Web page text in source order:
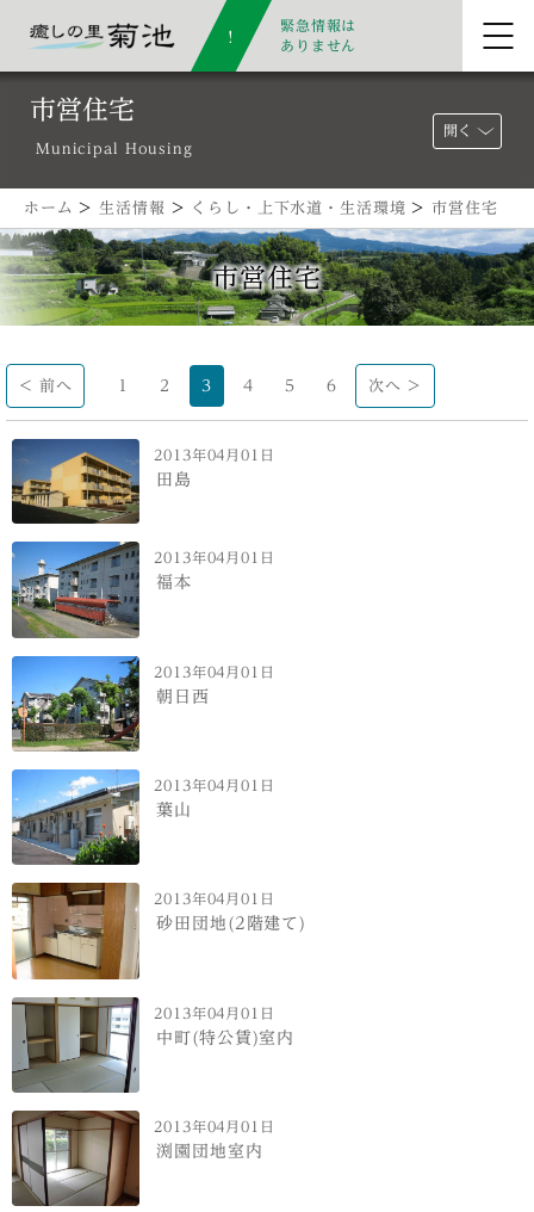
緊急情報は
ありません
市営住宅
Municipal Housing
開く
ホーム >生活情報 > くらし・上下水道・生活環境 >市営住宅
市営住宅
< 前へ 1 2 3 4 5 6 次へ >
2013年04月01日
田島
2013年04月01日
福本
2013年04月01日
朝日西
2013年04月01日
葉山
2013年04月01日
砂田団地(2階建て)
2013年04月01日
中町(特公賃)室内
2013年04月01日
渕園団地室内